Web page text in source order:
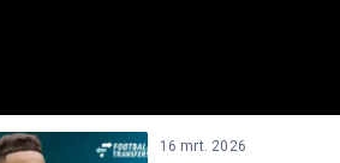
16 mrt. 2026